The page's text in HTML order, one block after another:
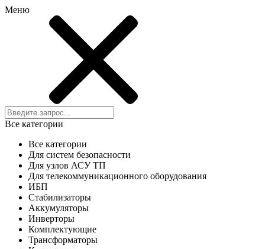
Меню
Все категории
Все категории
Для систем безопасности
Для узлов АСУ ТП
Для телекоммуникационного оборудования
ИБП
Стабилизаторы
Аккумуляторы
Инверторы
Комплектующие
Трансформаторы